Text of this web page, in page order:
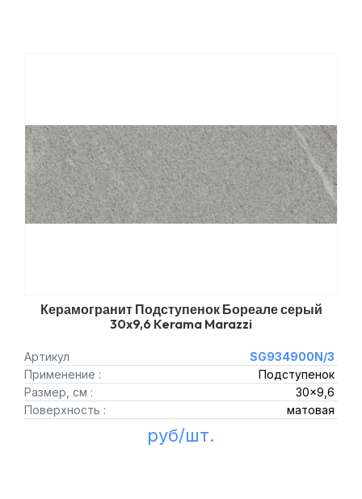
Керамогранит Подступенок Бореале серый
30x9,6 Kerama Marazzi
Артикул
SG934900N/3
Применение :
Подступенок
Размер, см :
30x9,6
Поверхность :
матовая
руб/шт.